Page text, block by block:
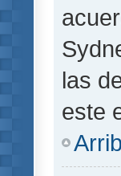
las
este